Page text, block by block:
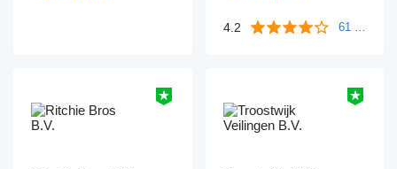
4.2 61 commentaires